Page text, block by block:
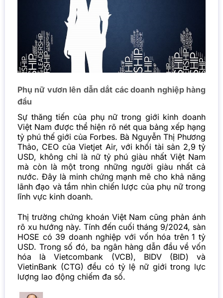
Phụ nữ vươn lên dẫn dắt các doanh nghiệp hàng
đầu
Sự thăng tiến của phụ nữ trong giới kinh doanh
Việt Nam được thể hiện rõ nét qua bảng xếp hạng
tỷ phú thế giới của Forbes. Bà Nguyễn Thị Phương
Thảo, CEO của Vietjet Air, với khối tài sản 2,9 tỷ
USD, không chỉ là nữ tỷ phú giàu nhất Việt Nam
mà còn là một trong những người giàu nhất cả
nước. Đây là minh chứng mạnh mẽ cho khả năng
lãnh đạo và tầm nhìn chiến lược của phụ nữ trong
lĩnh vực kinh doanh.
Thị trường chứng khoán Việt Nam cũng phản ánh
rõ xu hướng này. Tính đến cuối tháng 9/2024, sàn
HOSE có 39 doanh nghiệp với vốn hóa trên 1 tỷ
USD. Trong số đó, ba ngân hàng dẫn đầu về vốn
hóa là Vietcombank (VCB), BIDV (BID) và
VietinBank (CTG) đều có tỷ lệ nữ giới trong lực
lượng lao động chiếm đa số.